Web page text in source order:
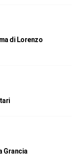
di Lorenzo
Grancia